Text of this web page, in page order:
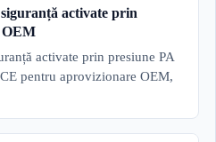
activate prin
OEM
activate prin presiune PA
pentru aprovizionare OEM,